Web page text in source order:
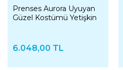
Prenses Aurora Uyuyan
Güzel Kostümü Yetişkin
6.048,00 TL